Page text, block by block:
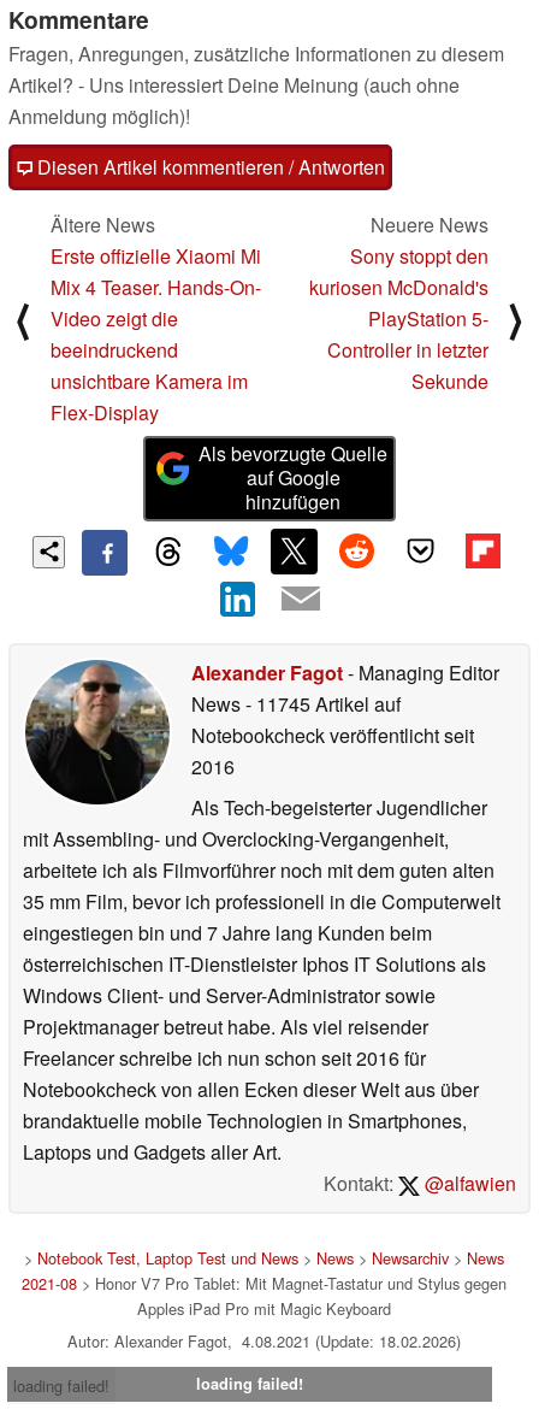
Kommentare
Fragen, Anregungen, zusätzliche Informationen zu diesem
Artikel? - Uns interessiert Deine Meinung (auch ohne
Anmeldung möglich)!
Diesen Artikel kommentieren / Antworten
⟨
Ältere News
Erste offizielle Xiaomi Mi
Mix 4 Teaser. Hands-On-
Video zeigt die
beeindruckend
unsichtbare Kamera im
Flex-Display
Neuere News
Sony stoppt den
kuriosen McDonald's
PlayStation 5-
Controller in letzter
Sekunde
⟩
Als bevorzugte Quelle
auf Google
hinzufügen
Alexander Fagot- Managing Editor
News- 11745 Artikel auf
Notebookcheck veröffentlichtseit
2016
Als Tech-begeisterter Jugendlicher
mit Assembling- und Overclocking-Vergangenheit,
arbeitete ich als Filmvorführer noch mit dem guten alten
35 mm Film, bevor ich professionell in die Computerwelt
eingestiegen bin und 7 Jahre lang Kunden beim
österreichischen IT-Dienstleister Iphos IT Solutions als
Windows Client- und Server-Administrator sowie
Projektmanager betreut habe. Als viel reisender
Freelancer schreibe ich nun schon seit 2016 für
Notebookcheck von allen Ecken dieser Welt aus über
brandaktuelle mobile Technologien in Smartphones,
Laptops und Gadgets aller Art.
Kontakt:
@alfawien
> Notebook Test, Laptop Test und News> News> Newsarchiv> News
2021-08> Honor V7 Pro Tablet: Mit Magnet-Tastatur und Stylus gegen
Apples iPad Pro mit Magic Keyboard
Autor: Alexander Fagot, 4.08.2021 (Update: 18.02.2026)
loading failed!
loading failed!